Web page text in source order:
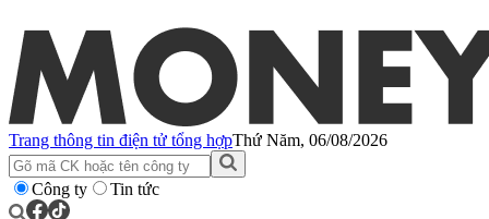
Trang thông tin điện tử tổng hợpThứ Năm, 06/08/2026
Công ty Tin tức